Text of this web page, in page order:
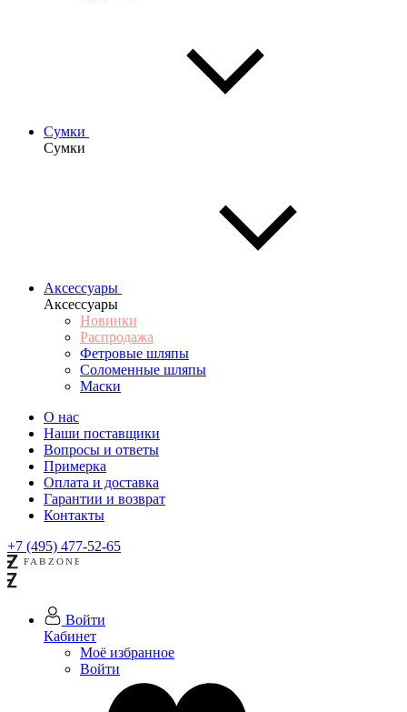
Сумки
Сумки
Аксессуары
Аксессуары
Новинки
Распродажа
Фетровые шляпы
Соломенные шляпы
Маски
О нас
Наши поставщики
Вопросы и ответы
Примерка
Оплата и доставка
Гарантии и возврат
Контакты
+7 (495) 477-52-65
Войти
Кабинет
Моё избранное
Войти